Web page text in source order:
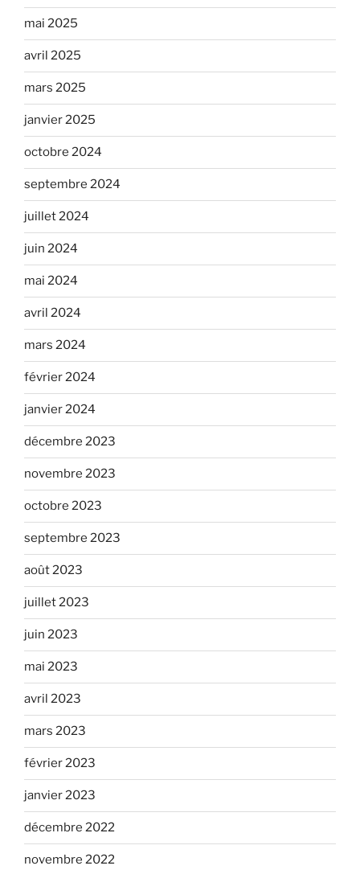
mai 2025
avril 2025
mars 2025
janvier 2025
octobre 2024
septembre 2024
juillet 2024
juin 2024
mai 2024
avril 2024
mars 2024
février 2024
janvier 2024
décembre 2023
novembre 2023
octobre 2023
septembre 2023
août 2023
juillet 2023
juin 2023
mai 2023
avril 2023
mars 2023
février 2023
janvier 2023
décembre 2022
novembre 2022